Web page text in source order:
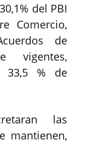
del PBI
Comercio,
de
vigentes,
33,5 % de
las
mantienen,